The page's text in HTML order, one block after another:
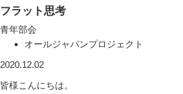
フラット思考
青年部会
オールジャパンプロジェクト
2020.12.02
皆様こんにちは。